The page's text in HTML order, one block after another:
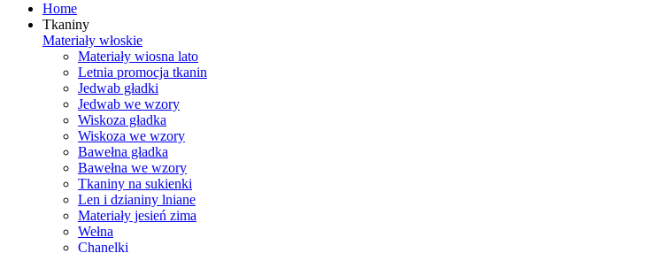
Home
Tkaniny
Materiały włoskie
Materiały wiosna lato
Letnia promocja tkanin
Jedwab gładki
Jedwab we wzory
Wiskoza gładka
Wiskoza we wzory
Bawełna gładka
Bawełna we wzory
Tkaniny na sukienki
Len i dzianiny lniane
Materiały jesień zima
Wełna
Chanelki